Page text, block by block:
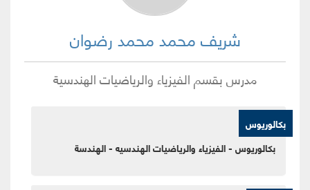
شريف محمد محمد رضوان
مدرسبقسمالفيزياء والرياضيات الهندسية
بكالوريوس
بكالوريوس - الفيزياء والرياضيات الهندسيه - الهندسة